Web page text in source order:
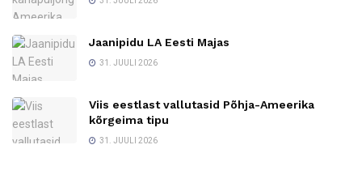
Jaanipidu LA Eesti Majas
31. JUULI 2026
Viis eestlast vallutasid Põhja-Ameerika
kõrgeima tipu
31. JUULI 2026